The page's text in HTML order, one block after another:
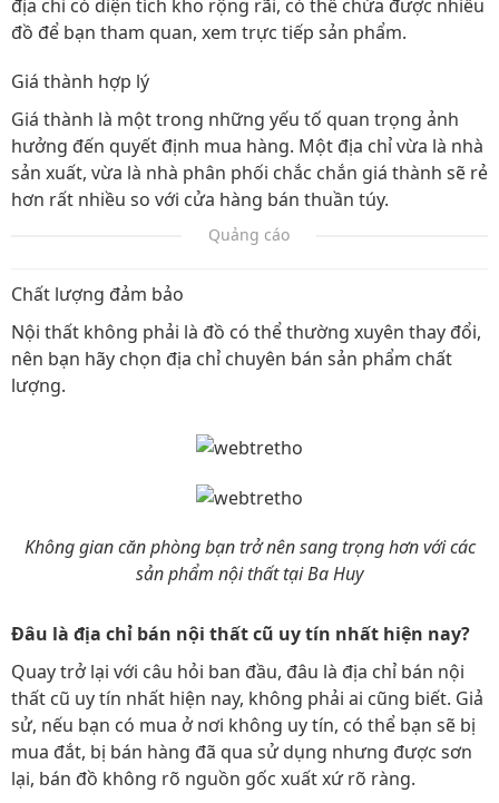
địa chỉ có diện tích kho rộng rãi, có thể chứa được nhiều
đồ để bạn tham quan, xem trực tiếp sản phẩm.
Giá thành hợp lý
Giá thành là một trong những yếu tố quan trọng ảnh
hưởng đến quyết định mua hàng. Một địa chỉ vừa là nhà
sản xuất, vừa là nhà phân phối chắc chắn giá thành sẽ rẻ
hơn rất nhiều so với cửa hàng bán thuần túy.
Quảng cáo
Chất lượng đảm bảo
Nội thất không phải là đồ có thể thường xuyên thay đổi,
nên bạn hãy chọn địa chỉ chuyên bán sản phẩm chất
lượng.
Không gian căn phòng bạn trở nên sang trọng hơn với các
sản phẩm nội thất tại Ba Huy
Đâu là địa chỉ bán nội thất cũ uy tín nhất hiện nay?
Quay trở lại với câu hỏi ban đầu, đâu là địa chỉ bán nội
thất cũ uy tín nhất hiện nay, không phải ai cũng biết. Giả
sử, nếu bạn có mua ở nơi không uy tín, có thể bạn sẽ bị
mua đắt, bị bán hàng đã qua sử dụng nhưng được sơn
lại, bán đồ không rõ nguồn gốc xuất xứ rõ ràng.